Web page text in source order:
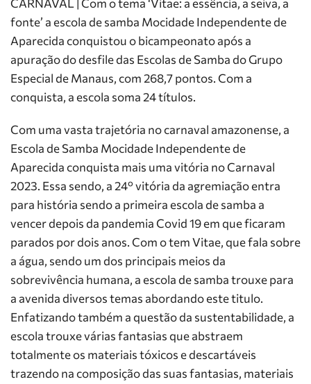
CARNAVAL | Com o tema ‘Vitae: a essência, a seiva, a
fonte’ a escola de samba Mocidade Independente de
Aparecida conquistou o bicampeonato após a
apuração do desfile das Escolas de Samba do Grupo
Especial de Manaus, com 268,7 pontos. Com a
conquista, a escola soma 24 títulos.
Com uma vasta trajetória no carnaval amazonense, a
Escola de Samba Mocidade Independente de
Aparecida conquista mais uma vitória no Carnaval
2023. Essa sendo, a 24º vitória da agremiação entra
para história sendo a primeira escola de samba a
vencer depois da pandemia Covid 19 em que ficaram
parados por dois anos. Com o tem Vitae, que fala sobre
a água, sendo um dos principais meios da
sobrevivência humana, a escola de samba trouxe para
a avenida diversos temas abordando este titulo.
Enfatizando também a questão da sustentabilidade, a
escola trouxe várias fantasias que abstraem
totalmente os materiais tóxicos e descartáveis
trazendo na composição das suas fantasias, materiais